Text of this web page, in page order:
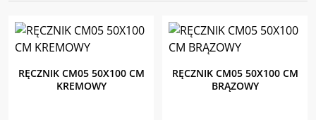
RĘCZNIK CM05 50X100 CM
KREMOWY
RĘCZNIK CM05 50X100 CM
BRĄZOWY